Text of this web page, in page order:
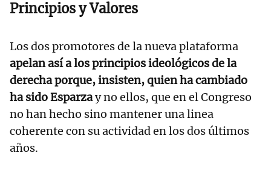
Principios y Valores
Los dos promotores de la nueva plataforma
apelan así a los principios ideológicos de la
derecha porque, insisten, quien ha cambiado
ha sido Esparzay no ellos, que en el Congreso
no han hecho sino mantener una linea
coherente con su actividad en los dos últimos
años.